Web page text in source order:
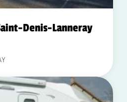
Denis-Lanneray